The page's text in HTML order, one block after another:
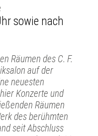
sowie nach
Räumen des C. F.
auf der
neuesten
Konzerte und
Räumen
des berühmten
seit Abschluss